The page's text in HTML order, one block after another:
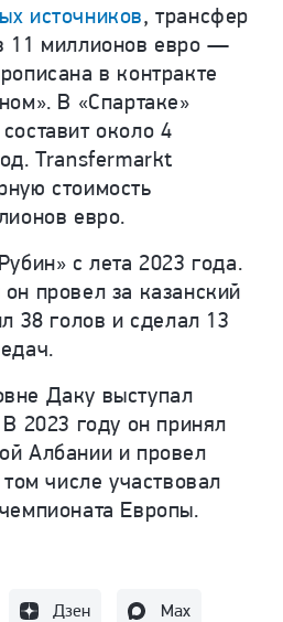
источников, трансфер
11 миллионов евро —
в контракте
В «Спартаке»
около 4
Transfermarkt
стоимость
евро.
с лета 2023 года.
провел за казанский
38 голов и сделал 13
Даку выступал
2023 году он принял
Албании и провел
числе участвовал
Европы.
Дзен Max